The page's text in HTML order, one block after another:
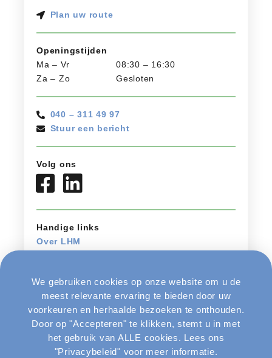
Plan uw route
Openingstijden
Ma – Vr
08:30 – 16:30
Za – Zo
Gesloten
040 – 311 49 97
Stuur een bericht
Volg ons
Handige links
Over LHM
Contact
Klantenservice
Algemene Voorwaarden
Cookiebeleid
We gebruiken cookies op onze website om u de
meest relevante ervaring te bieden door uw
voorkeuren en herhaalde bezoeken te onthouden.
Door op "Accepteren" te klikken, stemt u in met
het gebruik van ALLE cookies. Lees ons
"Privacybeleid" voor meer informatie.